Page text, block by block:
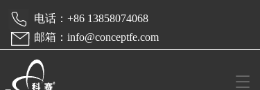
电话：+86 13858074068
邮箱：info@conceptfe.com
T